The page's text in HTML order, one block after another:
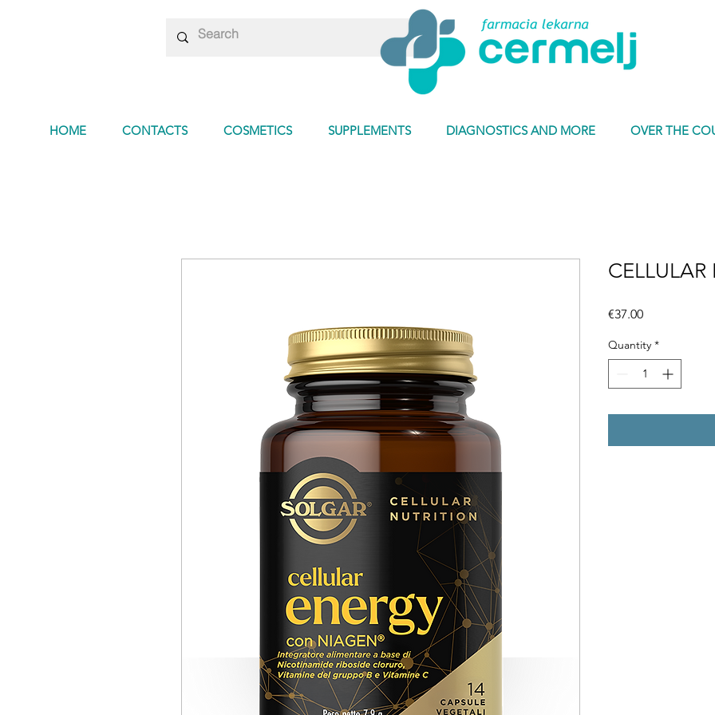
HOME CONTACTS COSMETICS SUPPLEMENTS DIAGNOSTICS AND MORE OVER THE
CELLULAR
€37.00Price
Quantity *